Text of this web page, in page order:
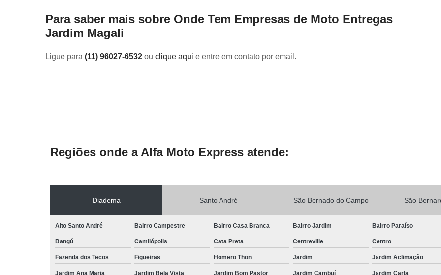
Transportadora de Eletrônicos
Para saber mais sobre Onde Tem Empresas de Moto Entregas
Jardim Magali
Ligue para (11) 96027-6532 ou clique aqui e entre em contato por email.
Regiões onde a Alfa Moto Express atende:
Diadema Santo André São Bernado do Campo São
Alto Santo André Bairro Campestre Bairro Casa Branca Bairro Jardim Bairro Paraíso
Bangú Camilópolis Cata Preta Centreville Centro
Fazenda dos Tecos Figueiras Homero Thon Jardim Jardim Aclimação
Jardim Ana Maria Jardim Bela Vista Jardim Bom Pastor Jardim Cambuí Jardim Carla